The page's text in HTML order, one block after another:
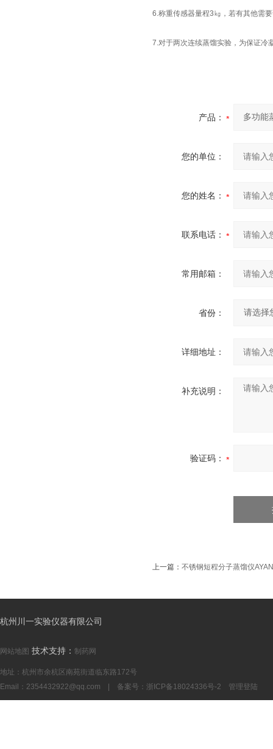
6.称重传感器量程3㎏，若有其他需
7.对于两次连续蒸馏实验，为保证冷
产品：
您的单位：
您的姓名：
联系电话：
常用邮箱：
省份：
详细地址：
补充说明：
验证码：
上一篇： 不锈钢短程分子蒸馏仪
杭州川一实验仪器有限公司
网站地图 技术支持： 制药网
地址：杭州市余杭区南苑街道临东路172号
Email： 2354432922@qq.com | 备案号： 浙ICP备18024336号-2 管理登陆